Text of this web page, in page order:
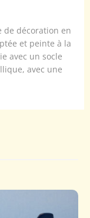
de décoration en
et peinte à la
avec un socle
avec une